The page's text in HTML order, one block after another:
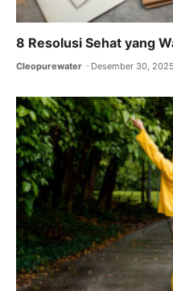
8 Resolusi Sehat yang
Cleopurewater Desember 30, 2025